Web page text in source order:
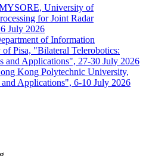
University of
for Joint Radar
July 2026
of Information
Pisa, "Bilateral Telerobotics:
and Applications", 27-30 July 2026
Kong Polytechnic University,
Applications", 6-10 July 2026